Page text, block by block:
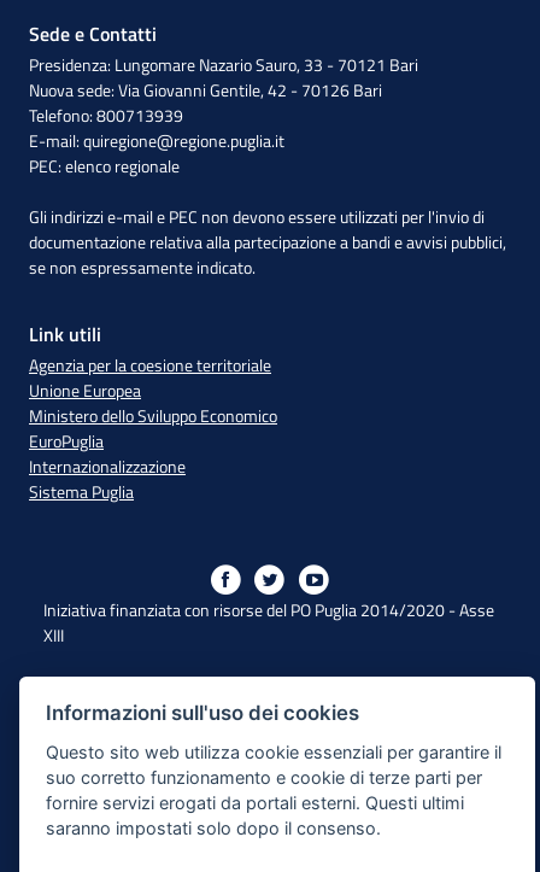
Sede e Contatti
Presidenza: Lungomare Nazario Sauro, 33 - 70121 Bari
Nuova sede: Via Giovanni Gentile, 42 - 70126 Bari
Telefono: 800713939
E-mail:quiregione@regione.puglia.it
PEC:elenco regionale
Gli indirizzi e-mail e PEC non devono essere utilizzati per l'invio di
documentazione relativa alla partecipazione a bandi e avvisi pubblici,
se non espressamente indicato.
Link utili
Agenzia per la coesione territoriale
Unione Europea
Ministero dello Sviluppo Economico
EuroPuglia
Internazionalizzazione
Sistema Puglia
Iniziativa finanziata con risorse del PO Puglia 2014/2020 - Asse
XIII
Dichiarazione di Accessibilità
Note Legali
Cookie e Privacy
Informazioni sull'uso dei cookies
Questo sito web utilizza cookie essenziali per garantire il
suo corretto funzionamento e cookie di terze parti per
fornire servizi erogati da portali esterni. Questi ultimi
saranno impostati solo dopo il consenso.